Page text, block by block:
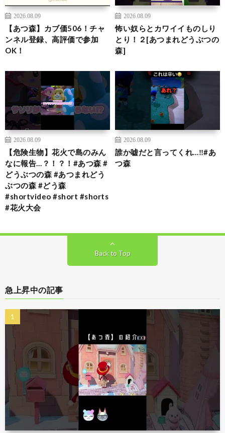
2026.08.09
【あつ森】カブ価506！チャ
ンネル登録、高評価で参加
OK！
2026.08.09
怖い奴らとカワイイものしり
とり！２[あつまれどうぶつの
森]
2026.08.09
【危険生物】花火で島のみん
なに報告…？！？！#あつ森 #
どうぶつの森 #あつまれどう
ぶつの森 #どう森
#shortvideo #short #shorts
#花火大会
2026.08.09
誰か嘘だと言ってくれ…‼️#あ
つ森
Back to Top
急上昇中の記事